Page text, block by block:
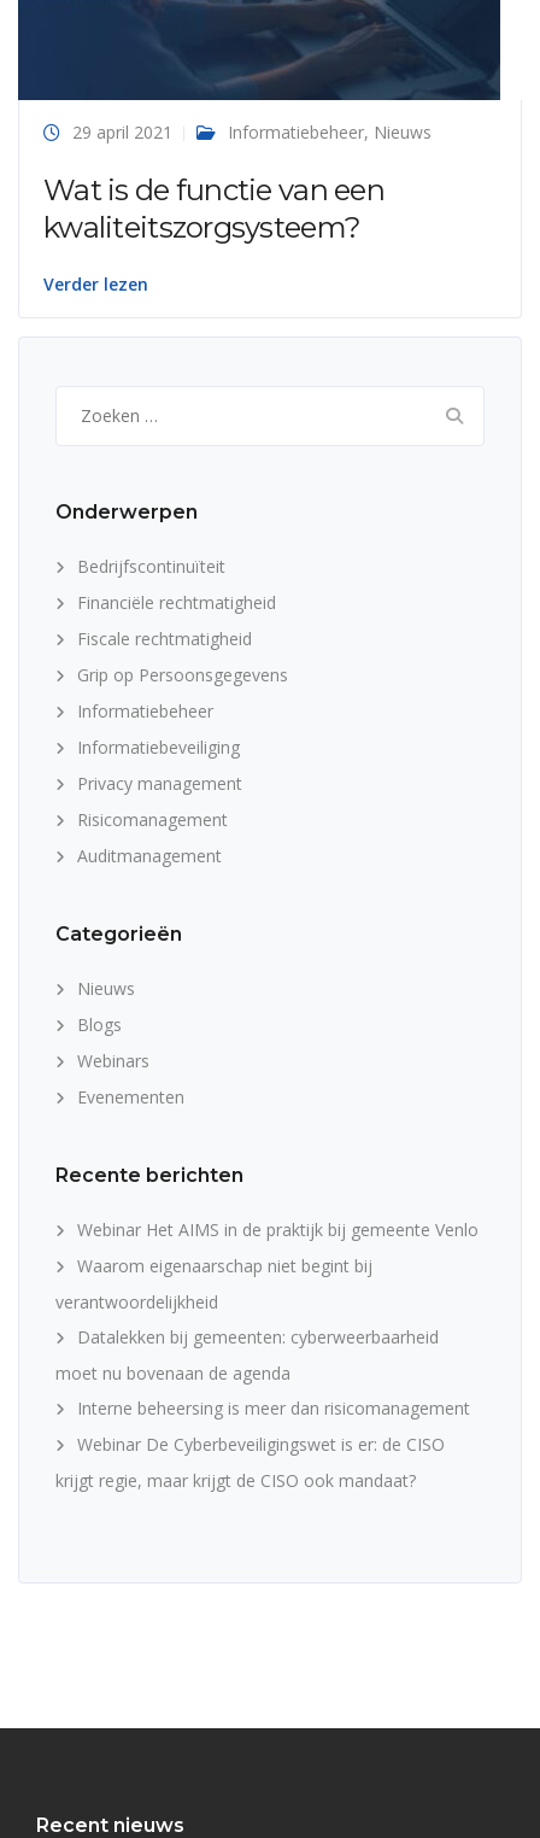
29 april 2021 Informatiebeheer, Nieuws
Wat is de functie van een
kwaliteitszorgsysteem?
Verder lezen
naar:
Onderwerpen
Bedrijfscontinuïteit
Financiële rechtmatigheid
Fiscale rechtmatigheid
Grip op Persoonsgegevens
Informatiebeheer
Informatiebeveiliging
Privacy management
Risicomanagement
Auditmanagement
Categorieën
Nieuws
Blogs
Webinars
Evenementen
Recente berichten
Webinar Het AIMS in de praktijk bij gemeente Venlo
Waarom eigenaarschap niet begint bij
verantwoordelijkheid
Datalekken bij gemeenten: cyberweerbaarheid
moet nu bovenaan de agenda
Interne beheersing is meer dan risicomanagement
Webinar De Cyberbeveiligingswet is er: de CISO
krijgt regie, maar krijgt de CISO ook mandaat?
Recent nieuws